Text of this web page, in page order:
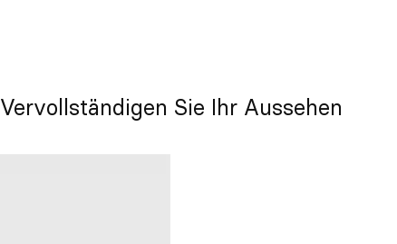
Vervollständigen Sie Ihr Aussehen